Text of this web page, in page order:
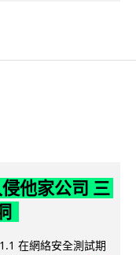
他家公司 三
在網絡安全測試期